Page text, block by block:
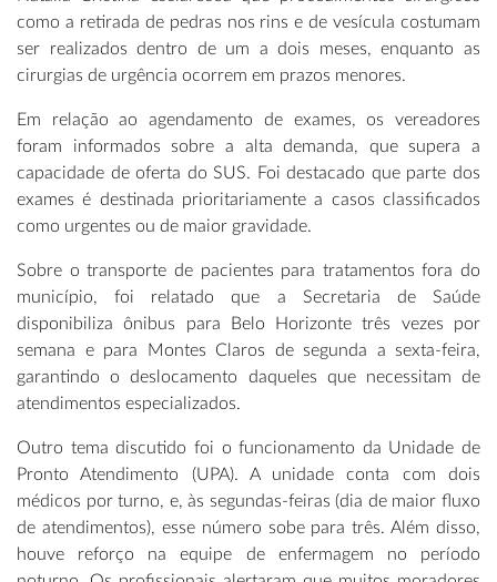
como a retirada de pedras nos rins e de vesícula costumam
ser realizados dentro de um a dois meses, enquanto as
cirurgias de urgência ocorrem em prazos menores.
Em relação ao agendamento de exames, os vereadores
foram informados sobre a alta demanda, que supera a
capacidade de oferta do SUS. Foi destacado que parte dos
exames é destinada prioritariamente a casos classificados
como urgentes ou de maior gravidade.
Sobre o transporte de pacientes para tratamentos fora do
município, foi relatado que a Secretaria de Saúde
disponibiliza ônibus para Belo Horizonte três vezes por
semana e para Montes Claros de segunda a sexta-feira,
garantindo o deslocamento daqueles que necessitam de
atendimentos especializados.
Outro tema discutido foi o funcionamento da Unidade de
Pronto Atendimento (UPA). A unidade conta com dois
médicos por turno, e, às segundas-feiras (dia de maior fluxo
de atendimentos), esse número sobe para três. Além disso,
houve reforço na equipe de enfermagem no período